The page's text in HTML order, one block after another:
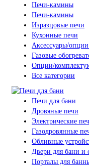
Печи-камины
Печи-камины
Изразцовые печи
Кухонные печи
Аксессуары/
Газовые
Опции/
Все категории
Печи для бани
Дровяные печи
Электрические
Газодровянные
Обливные
Двери для бани и
Порталы для